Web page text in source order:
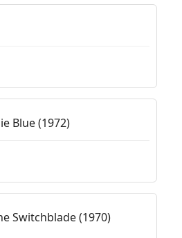
Blue (1972)
Switchblade (1970)